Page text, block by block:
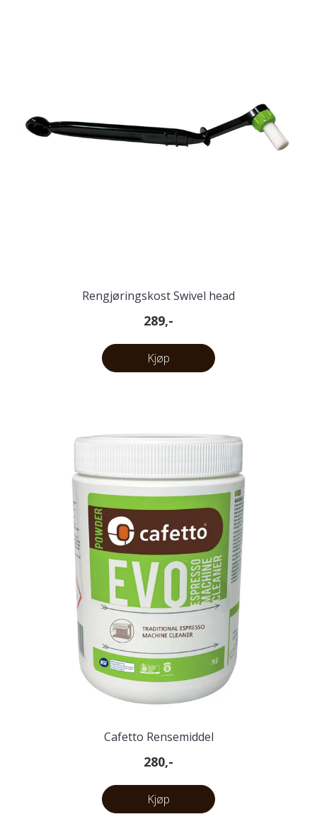
Rengjøringskost Swivel head
289,-
Kjøp
Cafetto Rensemiddel
280,-
Kjøp